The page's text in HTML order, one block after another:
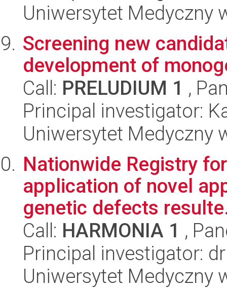
Uniwersytet Medyczny
Screening new
development of
Call: PRELUDIUM 1 ,
Principal investigator:
Uniwersytet Medyczny
Nationwide Registry
application of novel
genetic defects
Call: HARMONIA 1 ,
Principal investigator:
Uniwersytet Medyczny